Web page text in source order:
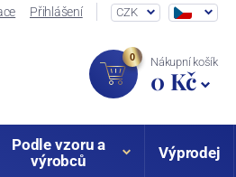
Přihlášení CZK
0 Nákupní košík
0 Kč
Podle vzoru a
výrobců
Výprodej